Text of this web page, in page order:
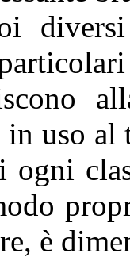
diversi
uso al
ogni
è